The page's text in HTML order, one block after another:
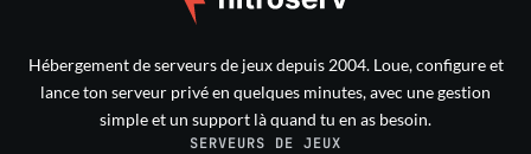
Hébergement de serveurs de jeux depuis 2004. Loue, configure et
lance ton serveur privé en quelques minutes, avec une gestion
simple et un support là quand tu en as besoin.
SERVEURS DE JEUX